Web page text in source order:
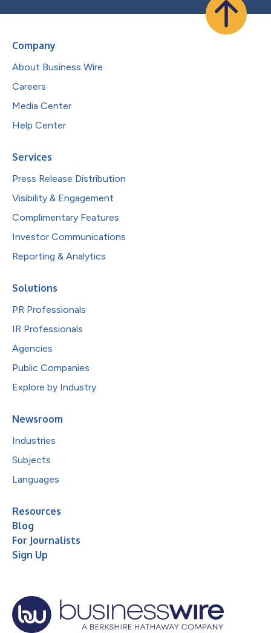
Company
About Business Wire
Careers
Media Center
Help Center
Services
Press Release Distribution
Visibility & Engagement
Complimentary Features
Investor Communications
Reporting & Analytics
Solutions
PR Professionals
IR Professionals
Agencies
Public Companies
Explore by Industry
Newsroom
Industries
Subjects
Languages
Resources
Blog
For Journalists
Sign Up